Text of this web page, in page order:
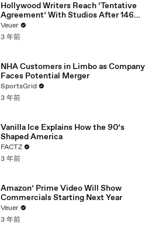
Hollywood Writers Reach ‘Tentative
Agreement’ With Studios After 146
Day Strike
Veuer
3 年前
NHA Customers in Limbo as Company
Faces Potential Merger
SportsGrid
3 年前
Vanilla Ice Explains How the 90’s
Shaped America
FACTZ
3 年前
Amazon’ Prime Video Will Show
Commercials Starting Next Year
Veuer
3 年前